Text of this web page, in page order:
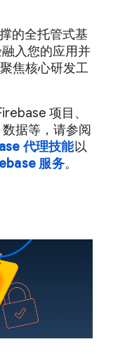
的全托管式基
入您的应用并
焦核心研发工
项目、
据等，请参阅
代理技能以
服务。